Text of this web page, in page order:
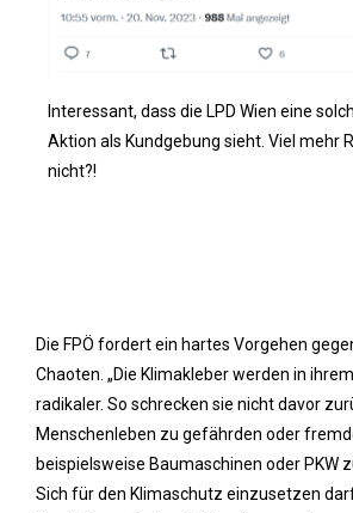
Interessant, dass die LPD Wien eine
Aktion als Kundgebung sieht. Viel mehr
nicht?!
Die FPÖ fordert ein hartes Vorgehen
Chaoten. „Die Klimakleber werden in
radikaler. So schrecken sie nicht davor
Menschenleben zu gefährden oder
beispielsweise Baumaschinen oder PKW
Sich für den Klimaschutz einzusetzen